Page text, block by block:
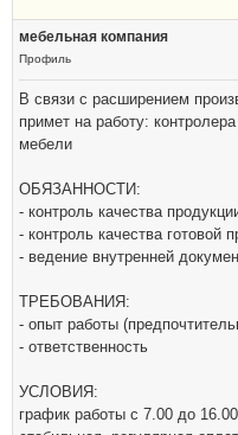
мебельная компания
Профиль
В связи с расширением
примет на работу:
мебели
ОБЯЗАННОСТИ:
- контроль качества
- контроль качества готовой
- ведение внутренней
ТРЕБОВАНИЯ:
- опыт работы
- ответственность
УСЛОВИЯ:
график работы с 7.00 до